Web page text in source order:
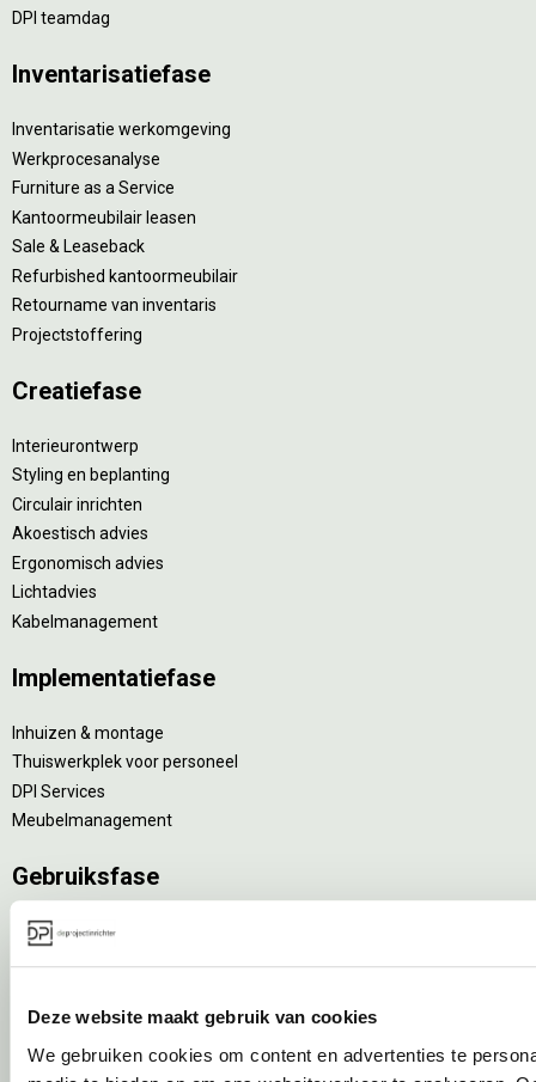
Deze website maakt gebruik van cookies
We gebruiken cookies om content en advertenties te
DPI teamdag
Inventarisatiefase
Inventarisatie werkomgeving
Werkprocesanalyse
Furniture as a Service
Kantoormeubilair leasen
Sale & Leaseback
Refurbished kantoormeubilair
Retourname van inventaris
Projectstoffering
Creatiefase
Interieurontwerp
Styling en beplanting
Circulair inrichten
Akoestisch advies
Ergonomisch advies
Lichtadvies
Kabelmanagement
Implementatiefase
Inhuizen & montage
Thuiswerkplek voor personeel
DPI Services
Meubelmanagement
Gebruiksfase
Gebruiksinstructie
Specialistische reiniging
Refurbishment